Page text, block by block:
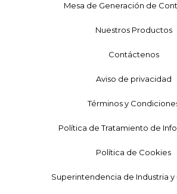
Mesa de Generación de
Nuestros Productos
Contáctenos
Aviso de privacidad
Términos y
Política de Tratamiento de
Política de Cookies
Superintendencia de Industria